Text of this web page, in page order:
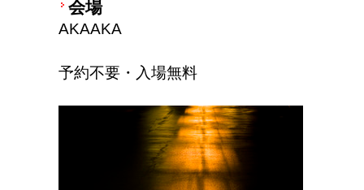
会場
AKAAKA
予約不要・入場無料